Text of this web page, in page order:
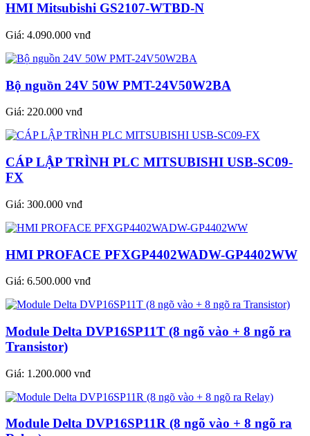
HMI Mitsubishi GS2107-WTBD-N
Giá: 4.090.000 vnđ
Bộ nguồn 24V 50W PMT-24V50W2BA
Giá: 220.000 vnđ
CÁP LẬP TRÌNH PLC MITSUBISHI USB-SC09-
FX
Giá: 300.000 vnđ
HMI PROFACE PFXGP4402WADW-GP4402WW
Giá: 6.500.000 vnđ
Module Delta DVP16SP11T (8 ngõ vào + 8 ngõ ra
Transistor)
Giá: 1.200.000 vnđ
Module Delta DVP16SP11R (8 ngõ vào + 8 ngõ ra